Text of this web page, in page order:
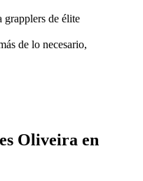
grapplers de élite
de lo necesario,
Oliveira en